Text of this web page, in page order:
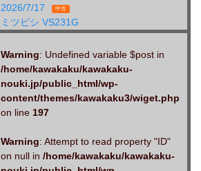
2026/7/17
中古
ミツビシ VS231G
Warning: Undefined variable $post in
/home/kawakaku/kawakaku-
nouki.jp/public_html/wp-
content/themes/kawakaku3/wiget.php
on line 197
Warning: Attempt to read property "ID"
on null in /home/kawakaku/kawakaku-